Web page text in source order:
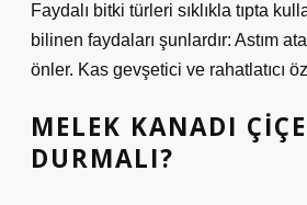
Faydalı bitki türleri sıklıkla tıpta
bilinen faydaları şunlardır: Astım
önler. Kas gevşetici ve rahatlatıcı
MELEK KANADI
DURMALI?